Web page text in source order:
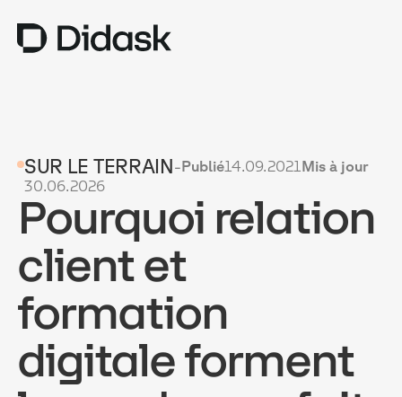
COACHING
NEW
USAGES
POURQUOI DIDASK ?
TARIFS
RESSOURCES
SUR LE TERRAIN-Publié14.09.2021 Mis à jour
30.06.2026
Pourquoi relation
client et
formation
digitale forment